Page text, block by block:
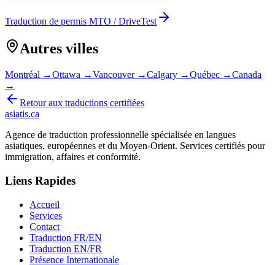
Traduction de permis MTO / DriveTest
Autres villes
Montréal →Ottawa →Vancouver→Calgary →Québec →Canada
→
Retour aux traductions certifiées
asiatis.ca
Agence de traduction professionnelle spécialisée en langues
asiatiques, européennes et du Moyen-Orient. Services certifiés pour
immigration, affaires et conformité.
Liens Rapides
Accueil
Services
Contact
Traduction FR/EN
Traduction EN/FR
Présence Internationale